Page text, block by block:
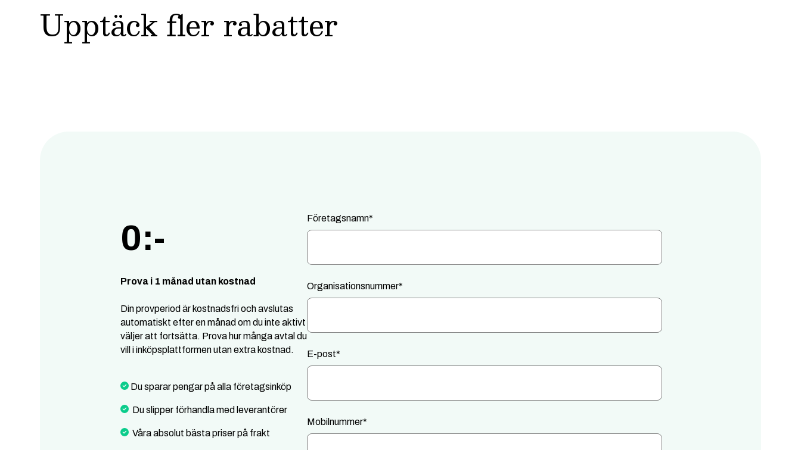
Upptäck fler rabatter
0:-
Prova i 1 månad utan kostnad
Din provperiod är kostnadsfri och avslutas
automatiskt efter en månad om du inte aktivt
väljer att fortsätta. Prova hur många avtal du
vill i inköpsplattformen utan extra kostnad.
Du sparar pengar på alla företagsinköp
Du slipper förhandla med leverantörer
Våra absolut bästa priser på frakt
Företagsnamn*
Organisationsnummer*
E-post*
Mobilnummer*